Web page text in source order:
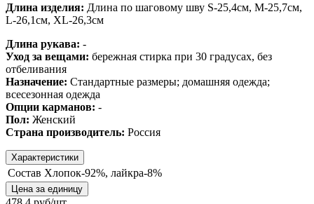
Длина изделия: Длина по шаговому шву S-25,4см, М-25,7см,
L-26,1см, XL-26,3см
Длина рукава: -
Уход за вещами: бережная стирка при 30 градусах, без
отбеливания
Назначение: Стандартные размеры; домашняя одежда;
всесезонная одежда
Опции карманов: -
Пол: Женский
Страна производитель: Россия
Характеристики
Состав Хлопок-92%, лайкра-8%
Цена за единицу